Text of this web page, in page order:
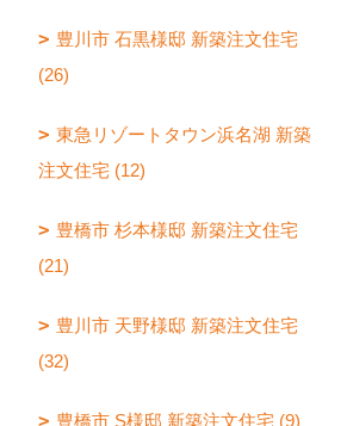
豊川市 石黒様邸 新築注文住宅
(26)
東急リゾートタウン浜名湖 新築
注文住宅 (12)
豊橋市 杉本様邸 新築注文住宅
(21)
豊川市 天野様邸 新築注文住宅
(32)
豊橋市 S様邸 新築注文住宅 (9)